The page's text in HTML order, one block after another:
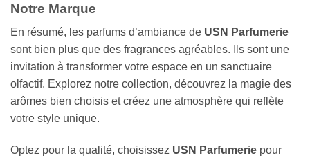
Notre Marque
En résumé, les parfums d’ambiance de USN Parfumerie
sont bien plus que des fragrances agréables. Ils sont une
invitation à transformer votre espace en un sanctuaire
olfactif. Explorez notre collection, découvrez la magie des
arômes bien choisis et créez une atmosphère qui reflète
votre style unique.
Optez pour la qualité, choisissez USN Parfumerie pour